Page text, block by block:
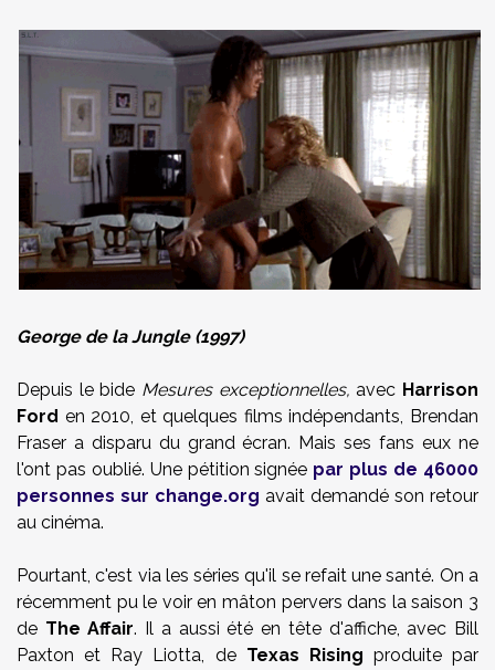
George de la Jungle (1997)
Depuis le bide Mesures exceptionnelles, avec Harrison
Ford en 2010, et quelques films indépendants, Brendan
Fraser a disparu du grand écran. Mais ses fans eux ne
l'ont pas oublié. Une pétition signée par plus de 46000
personnes sur change.org avait demandé son retour
au cinéma.
Pourtant, c'est via les séries qu'il se refait une santé. On a
récemment pu le voir en mâton pervers dans la saison 3
de The Affair. Il a aussi été en tête d'affiche, avec Bill
Paxton et Ray Liotta, de Texas Rising produite par